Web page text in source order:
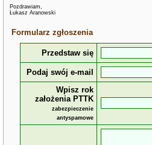
Pozdrawiam,
Łukasz Aranowski
Formularz zgłoszenia
Przedstaw się
Podaj swój e-mail
Wpisz rok
założenia PTTK
zabezpieczenie
antyspamowe